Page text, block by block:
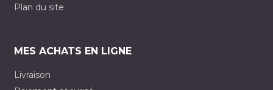
Plan du site
MES ACHATS EN LIGNE
Livraison